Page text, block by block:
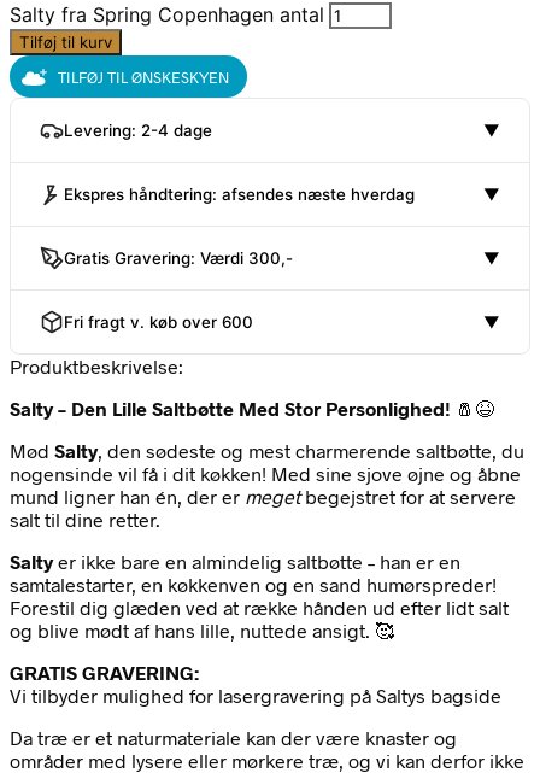
Salty fra Spring Copenhagen antal
Tilføj til kurv
TILFØJ TIL ØNSKESKYEN
Levering: 2-4 dage ▼
Ekspres håndtering: afsendes næste hverdag ▼
Gratis Gravering: Værdi 300,- ▼
Fri fragt v. køb over 600 ▼
Produktbeskrivelse:
Salty – Den Lille Saltbøtte Med Stor Personlighed! 🧂😆
Mød Salty, den sødeste og mest charmerende saltbøtte, du
nogensinde vil få i dit køkken! Med sine sjove øjne og åbne
mund ligner han én, der er megetbegejstret for at servere
salt til dine retter.
Saltyer ikke bare en almindelig saltbøtte – han er en
samtalestarter, en køkkenven og en sand humørspreder!
Forestil dig glæden ved at række hånden ud efter lidt salt
og blive mødt af hans lille, nuttede ansigt. 🥰
GRATIS GRAVERING:
Vi tilbyder mulighed for lasergravering på Saltys bagside
Da træ er et naturmateriale kan der være knaster og
områder med lysere eller mørkere træ, og vi kan derfor ikke